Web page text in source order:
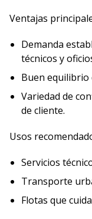
Ventajas
Demanda
técnicos y
Buen equilibrio
Variedad de
de cliente.
Usos
Servicios
Transporte
Flotas que